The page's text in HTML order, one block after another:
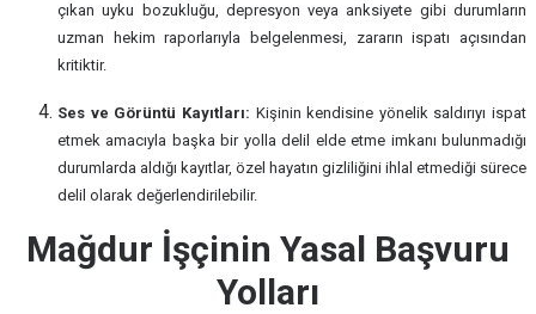
çıkan uyku bozukluğu, depresyon veya anksiyete gibi durumların
uzman hekim raporlarıyla belgelenmesi, zararın ispatı açısından
kritiktir.
Ses ve Görüntü Kayıtları: Kişinin kendisine yönelik saldırıyı ispat
etmek amacıyla başka bir yolla delil elde etme imkanı bulunmadığı
durumlarda aldığı kayıtlar, özel hayatın gizliliğini ihlal etmediği sürece
delil olarak değerlendirilebilir.
Mağdur İşçinin Yasal Başvuru
Yolları